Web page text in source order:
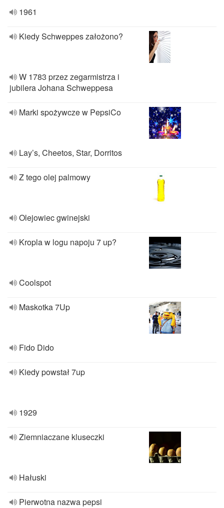
1961
Kiedy Schweppes założono?
W 1783 przez zegarmistrza i
jubilera Johana Schweppesa
Marki spożywcze w PepsiCo
Lay’s, Cheetos, Star, Dorritos
Z tego olej palmowy
Olejowiec gwinejski
Kropla w logu napoju 7 up?
Coolspot
Maskotka 7Up
Fido Dido
Kiedy powstał 7up
1929
Ziemniaczane kluseczki
Hałuski
Pierwotna nazwa pepsi